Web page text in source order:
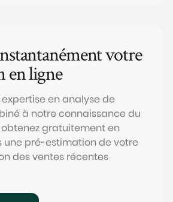
votre
en ligne
en analyse de
à notre connaissance du
gratuitement en
une pré-estimation de votre
des ventes récentes